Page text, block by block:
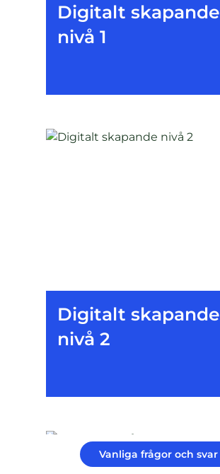
Vanliga frågor och svar
Digitalt skapande
nivå 1
Digitalt skapande
nivå 2